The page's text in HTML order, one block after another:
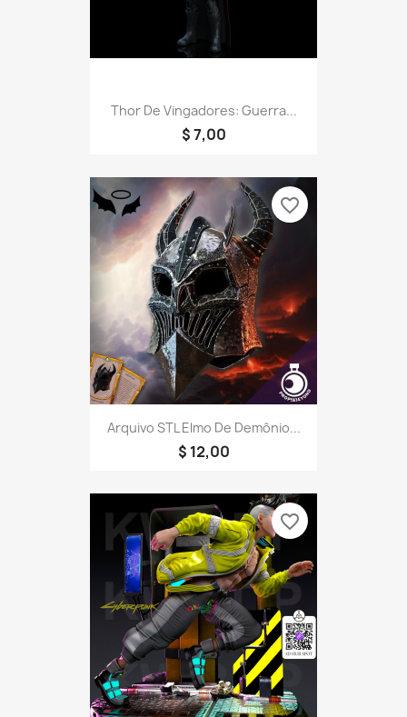
Thor De Vingadores: Guerra...
$ 7,00
Arquivo STL Elmo De Demônio...
$ 12,00
favorite_border
favorite_border